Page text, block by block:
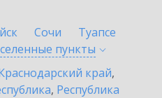
Сочи
Туапсе
пункты
край,
, Республика